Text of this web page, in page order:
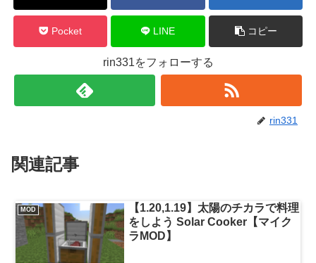
Pocket LINE コピー
rin331をフォローする
rin331
関連記事
MOD
【1.20,1.19】太陽のチカラで料理
をしよう Solar Cooker【マイク
ラMOD】